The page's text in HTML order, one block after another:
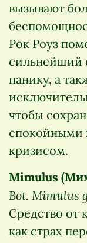
вызывают
Рок Роуз
сильнейший
панику, а
чтобы
спокойными
кризисом.
Mimulus
Bot. Mimulus
Средство от
как страх